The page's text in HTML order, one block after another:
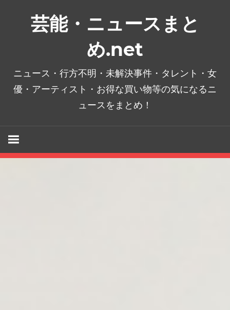
芸能・ニュースまと
め.net
ニュース・行方不明・未解決事件・タレント・女
優・アーティスト・お得な買い物等の気になるニ
ュースをまとめ！